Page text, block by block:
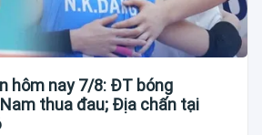
hôm nay 7/8: ĐT bóng
thua đau; Địa chấn tại